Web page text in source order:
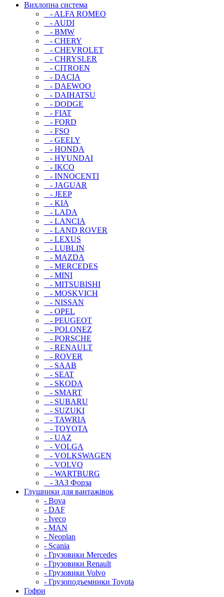
Вихлопна система
- ALFA ROMEO
- AUDI
- BMW
- CHERY
- CHEVROLET
- CHRYSLER
- CITROEN
- DACIA
- DAEWOO
- DAIHATSU
- DODGE
- FIAT
- FORD
- FSO
- GEELY
- HONDA
- HYUNDAI
- IKCO
- INNOCENTI
- JAGUAR
- JEEP
- KIA
- LADA
- LANCIA
- LAND ROVER
- LEXUS
- LUBLIN
- MAZDA
- MERCEDES
- MINI
- MITSUBISHI
- MOSKVICH
- NISSAN
- OPEL
- PEUGEOT
- POLONEZ
- PORSCHE
- RENAULT
- ROVER
- SAAB
- SEAT
- SKODA
- SMART
- SUBARU
- SUZUKI
- TAWRIA
- TOYOTA
- UAZ
- VOLGA
- VOLKSWAGEN
- VOLVO
- WARTBURG
- ЗАЗ Форза
Глушники для вантажівок
- Bova
- DAF
- Iveco
- MAN
- Neoplan
- Scania
- Грузовики Mercedes
- Грузовики Renault
- Грузовики Volvo
- Грузоподъемники Toyota
Гофри